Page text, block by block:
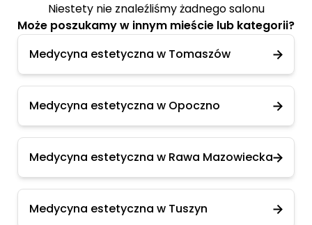
Niestety nie znaleźliśmy żadnego salonu
Może poszukamy w innym mieście lub kategorii?
Medycyna estetyczna w Tomaszów
Medycyna estetyczna w Opoczno
Medycyna estetyczna w Rawa Mazowiecka
Medycyna estetyczna w Tuszyn